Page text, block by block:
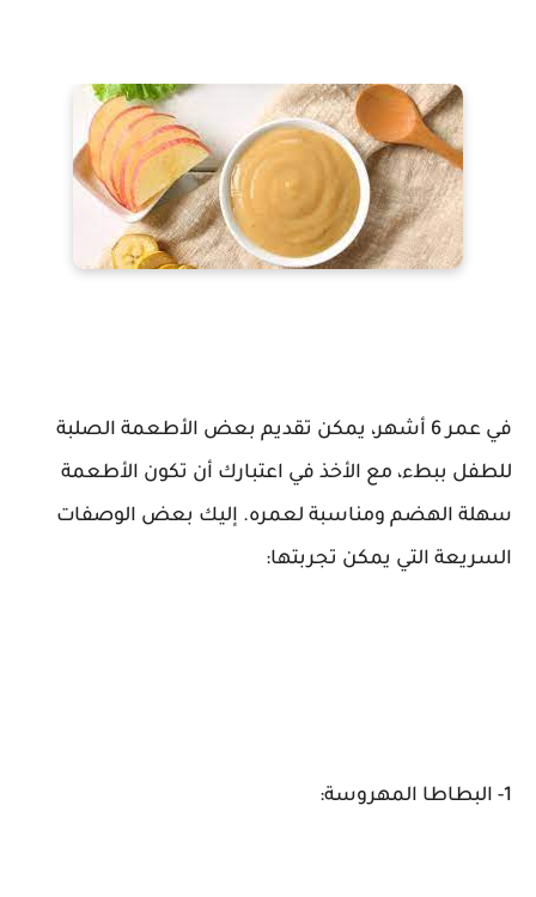
في عمر 6 أشهر، يمكن تقديم بعض الأطعمة الصلبة
للطفل ببطء، مع الأخذ في اعتبارك أن تكون الأطعمة
سهلة الهضم ومناسبة لعمره. إليك بعض الوصفات
السريعة التي يمكن تجربتها:
1- البطاطا المهروسة: